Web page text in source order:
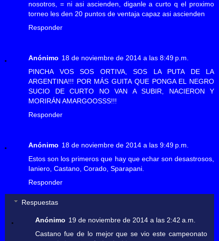
nosotros, = ni asi ascienden, diganle a curto q el proximo
torneo les den 20 puntos de ventaja capaz asi ascienden
Responder
Anónimo 18 de noviembre de 2014 a las 8:49 p.m.
PINCHA VOS SOS ORTIVA, SOS LA PUTA DE LA
ARGENTINA!!! POR MÁS GUITA QUE PONGA EL NEGRO
SUCIO DE CURTO NO VAN A SUBIR, NACIERON Y
MORIRÁN AMARGOOSSS!!!
Responder
Anónimo 18 de noviembre de 2014 a las 9:49 p.m.
Estos son los primeros que hay que echar son desastrosos,
Ianiero, Castano, Corado, Sparapani.
Responder
Respuestas
Anónimo 19 de noviembre de 2014 a las 2:42 a.m.
Castano fue de lo mejor que se vio este campeonato